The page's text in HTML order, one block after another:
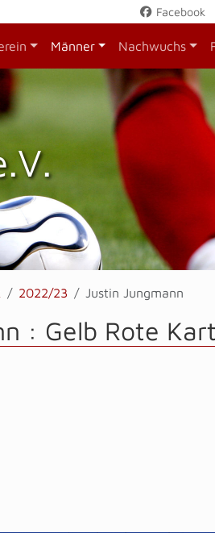
Facebook
Männer Nachwuchs
2022/23 Justin Jungmann
: Gelb Rote